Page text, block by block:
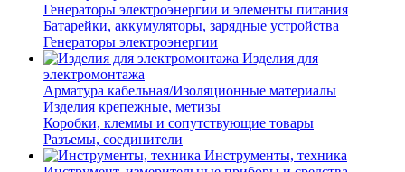
Генераторы электроэнергии и элементы питания
Батарейки, аккумуляторы, зарядные устройства
Генераторы электроэнергии
Изделия для
электромонтажа
Арматура кабельная/Изоляционные материалы
Изделия крепежные, метизы
Коробки, клеммы и сопутствующие товары
Разъемы, соединители
Инструменты, техника